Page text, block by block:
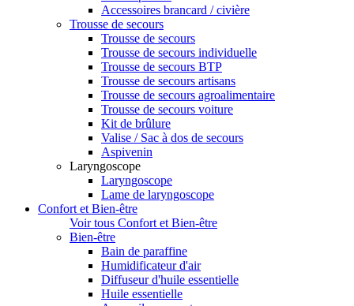
Accessoires brancard / civière
Trousse de secours
Trousse de secours
Trousse de secours individuelle
Trousse de secours BTP
Trousse de secours artisans
Trousse de secours agroalimentaire
Trousse de secours voiture
Kit de brûlure
Valise / Sac à dos de secours
Aspivenin
Laryngoscope
Laryngoscope
Lame de laryngoscope
Confort et Bien-être
Voir tous Confort et Bien-être
Bien-être
Bain de paraffine
Humidificateur d'air
Diffuseur d'huile essentielle
Huile essentielle